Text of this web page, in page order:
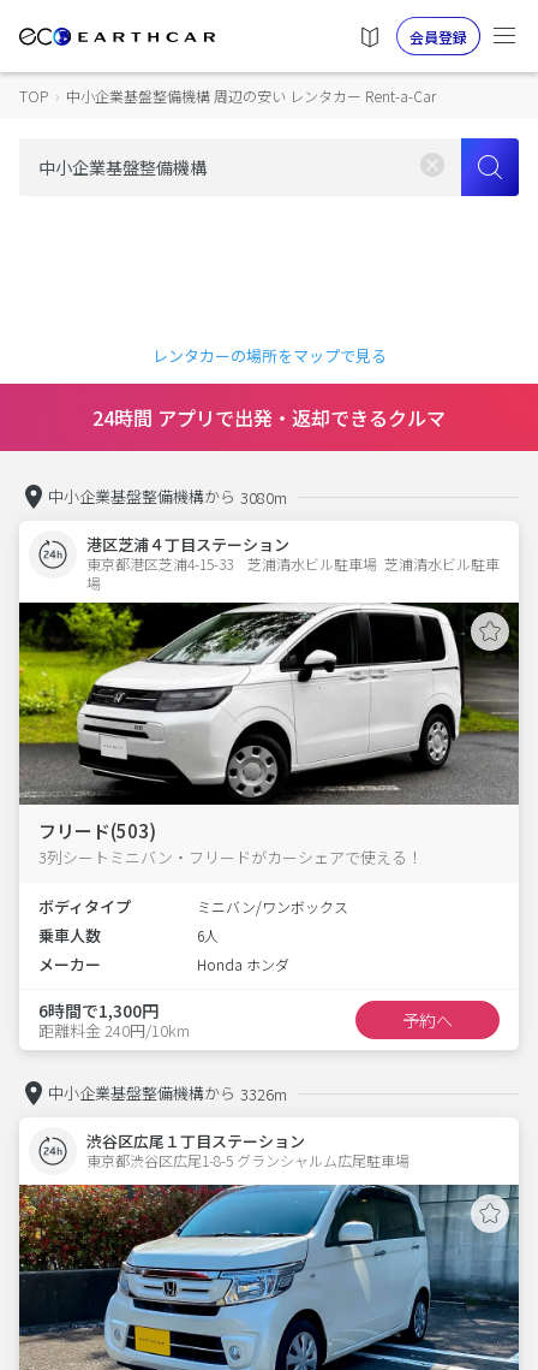
会員登録
TOP › 中小企業基盤整備機構 周辺の安い レンタカー Rent-a-Car
レンタカーの場所をマップで見る
24時間 アプリで出発・返却できるクルマ
中小企業基盤整備機構から 3080m
港区芝浦４丁目ステーション
東京都港区芝浦4-15-33　芝浦清水ビル駐車場  芝浦清水ビル駐車
場
フリード(503)
3列シートミニバン・フリードがカーシェアで使える！
ボディタイプ ミニバン/ワンボックス
乗車人数 6人
メーカー Honda ホンダ
6時間で1,300円
距離料金 240円/10km 予約へ
中小企業基盤整備機構から 3326m
渋谷区広尾１丁目ステーション
東京都渋谷区広尾1-8-5 グランシャルム広尾駐車場